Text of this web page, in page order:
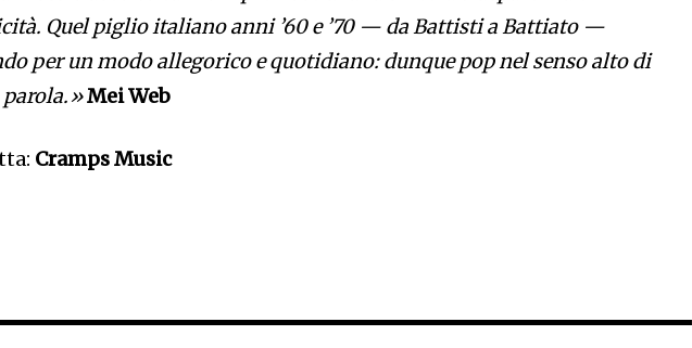
Quel piglio italiano anni ’60 e ’70 — da Battisti a Battiato —
per un modo allegorico e quotidiano: dunque pop nel senso alto di
parola.»Mei Web
Cramps Music